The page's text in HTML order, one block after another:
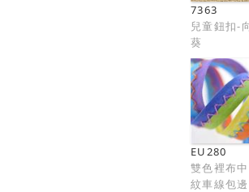
7363
兒童鈕扣-
葵
EU280
雙色裡布
紋車線包